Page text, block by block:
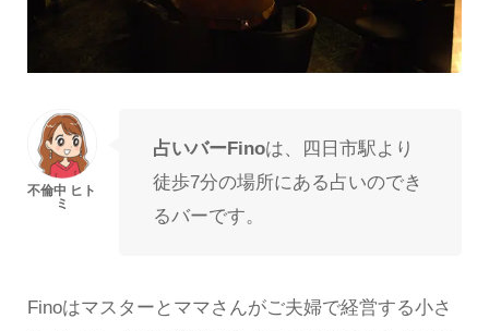
占いバーFinoは、四日市駅より
徒歩7分の場所にある占いのでき
るバーです。
Finoはマスターとママさんがご夫婦で経営する小さ